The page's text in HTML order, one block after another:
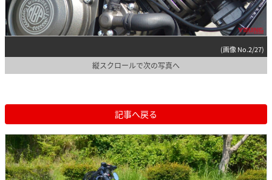
(画像 No.2/27)
縦スクロールで次の写真へ
記事へ戻る